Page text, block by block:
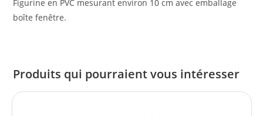
Figurine en PVC mesurant environ 10 cm avec emballage
boîte fenêtre.
Produits qui pourraient vous intéresser